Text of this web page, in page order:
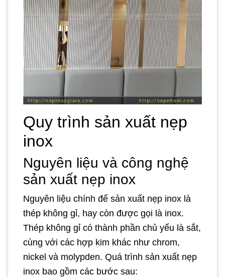
Quy trình sản xuất nẹp
inox
Nguyên liệu và công nghệ
sản xuất nẹp inox
Nguyên liệu chính để sản xuất nẹp inox là
thép không gỉ, hay còn được gọi là inox.
Thép không gỉ có thành phần chủ yếu là sắt,
cùng với các hợp kim khác như chrom,
nickel và molypden. Quá trình sản xuất nẹp
inox bao gồm các bước sau: